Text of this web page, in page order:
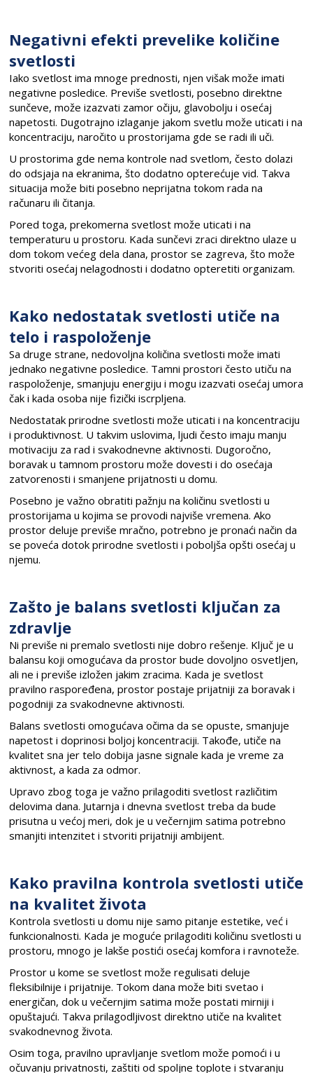
Negativni efekti prevelike količine
svetlosti
Iako svetlost ima mnoge prednosti, njen višak može imati
negativne posledice. Previše svetlosti, posebno direktne
sunčeve, može izazvati zamor očiju, glavobolju i osećaj
napetosti. Dugotrajno izlaganje jakom svetlu može uticati i na
koncentraciju, naročito u prostorijama gde se radi ili uči.
U prostorima gde nema kontrole nad svetlom, često dolazi
do odsjaja na ekranima, što dodatno opterećuje vid. Takva
situacija može biti posebno neprijatna tokom rada na
računaru ili čitanja.
Pored toga, prekomerna svetlost može uticati i na
temperaturu u prostoru. Kada sunčevi zraci direktno ulaze u
dom tokom većeg dela dana, prostor se zagreva, što može
stvoriti osećaj nelagodnosti i dodatno opteretiti organizam.
Kako nedostatak svetlosti utiče na
telo i raspoloženje
Sa druge strane, nedovoljna količina svetlosti može imati
jednako negativne posledice. Tamni prostori često utiču na
raspoloženje, smanjuju energiju i mogu izazvati osećaj umora
čak i kada osoba nije fizički iscrpljena.
Nedostatak prirodne svetlosti može uticati i na koncentraciju
i produktivnost. U takvim uslovima, ljudi često imaju manju
motivaciju za rad i svakodnevne aktivnosti. Dugoročno,
boravak u tamnom prostoru može dovesti i do osećaja
zatvorenosti i smanjene prijatnosti u domu.
Posebno je važno obratiti pažnju na količinu svetlosti u
prostorijama u kojima se provodi najviše vremena. Ako
prostor deluje previše mračno, potrebno je pronaći način da
se poveća dotok prirodne svetlosti i poboljša opšti osećaj u
njemu.
Zašto je balans svetlosti ključan za
zdravlje
Ni previše ni premalo svetlosti nije dobro rešenje. Ključ je u
balansu koji omogućava da prostor bude dovoljno osvetljen,
ali ne i previše izložen jakim zracima. Kada je svetlost
pravilno raspoređena, prostor postaje prijatniji za boravak i
pogodniji za svakodnevne aktivnosti.
Balans svetlosti omogućava očima da se opuste, smanjuje
napetost i doprinosi boljoj koncentraciji. Takođe, utiče na
kvalitet sna jer telo dobija jasne signale kada je vreme za
aktivnost, a kada za odmor.
Upravo zbog toga je važno prilagoditi svetlost različitim
delovima dana. Jutarnja i dnevna svetlost treba da bude
prisutna u većoj meri, dok je u večernjim satima potrebno
smanjiti intenzitet i stvoriti prijatniji ambijent.
Kako pravilna kontrola svetlosti utiče
na kvalitet života
Kontrola svetlosti u domu nije samo pitanje estetike, već i
funkcionalnosti. Kada je moguće prilagoditi količinu svetlosti u
prostoru, mnogo je lakše postići osećaj komfora i ravnoteže.
Prostor u kome se svetlost može regulisati deluje
fleksibilnije i prijatnije. Tokom dana može biti svetao i
energičan, dok u večernjim satima može postati mirniji i
opuštajući. Takva prilagodljivost direktno utiče na kvalitet
svakodnevnog života.
Osim toga, pravilno upravljanje svetlom može pomoći i u
očuvanju privatnosti, zaštiti od spoljne toplote i stvaranju